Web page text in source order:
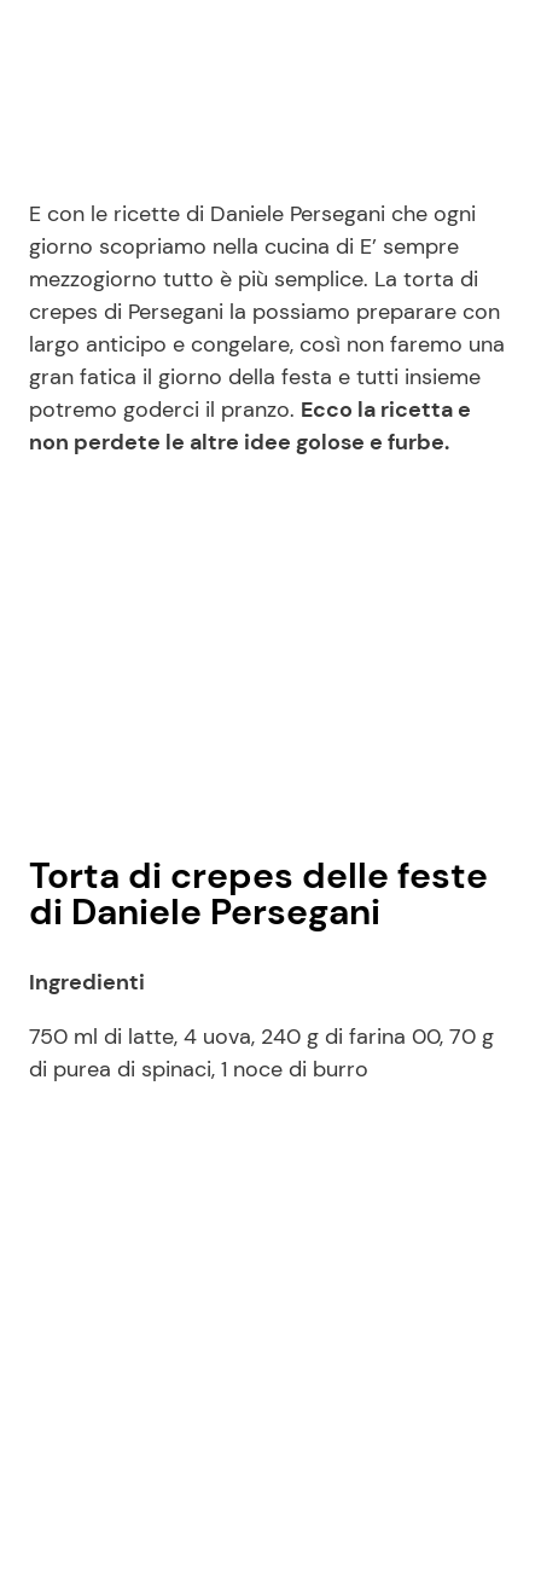
Chi siamo
Disclaimer e Privacy
Redazione
Contattaci
Pubblicità
Privacy Policy
E con le ricette di Daniele Persegani che ogni
giorno scopriamo nella cucina di E’ sempre
mezzogiorno tutto è più semplice. La torta di
crepes di Persegani la possiamo preparare con
largo anticipo e congelare, così non faremo una
gran fatica il giorno della festa e tutti insieme
potremo goderci il pranzo. Ecco la ricetta e
non perdete le altre idee golose e furbe.
Torta di crepes delle feste
di Daniele Persegani
Ingredienti
750 ml di latte, 4 uova, 240 g di farina 00, 70 g
di purea di spinaci, 1 noce di burro